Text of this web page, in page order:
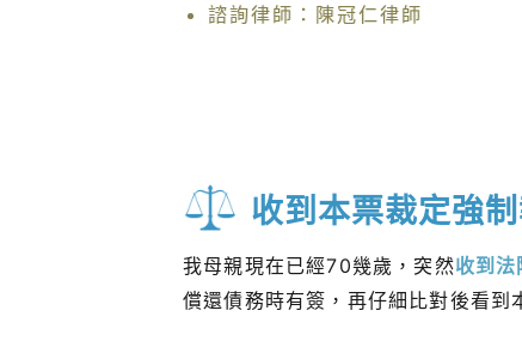
諮詢律師：陳冠仁律師
收到本票裁定強
我母親現在已經70幾歲，突然收到
償還債務時有簽，再仔細比對後看